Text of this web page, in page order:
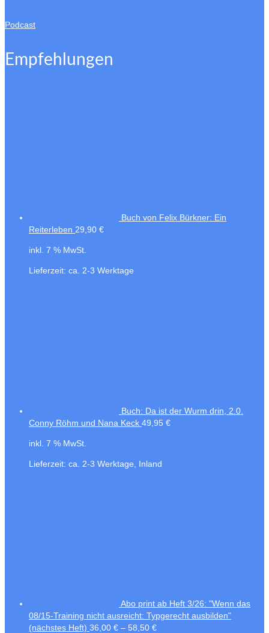
Podcast
Empfehlungen
Buch von Felix Bürkner: Ein
Reiterleben 29,90 €
inkl. 7 % MwSt.
Lieferzeit: ca. 2-3 Werktage
Buch: Da ist der Wurm drin, 2.0.
Conny Röhm und Nana Keck 49,95 €
inkl. 7 % MwSt.
Lieferzeit: ca. 2-3 Werktage, Inland
Abo print ab Heft 3/26: "Wenn das
08/15-Training nicht ausreicht: Typgerecht ausbilden"
(nächstes Heft) 36,00 € – 58,50 €